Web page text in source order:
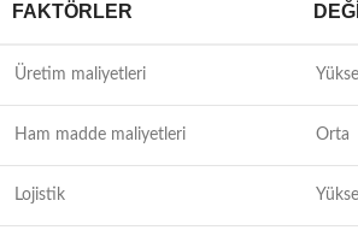
FAKTÖRLER
Üretim maliyetleri
Ham madde maliyetleri Orta
Lojistik